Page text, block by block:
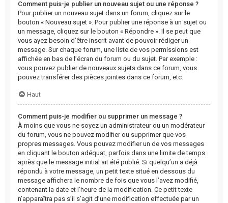
Comment puis-je publier un nouveau sujet ou une réponse ?
Pour publier un nouveau sujet dans un forum, cliquez sur le
bouton « Nouveau sujet ». Pour publier une réponse à un sujet ou
un message, cliquez sur le bouton « Répondre ». Il se peut que
vous ayez besoin d’être inscrit avant de pouvoir rédiger un
message. Sur chaque forum, une liste de vos permissions est
affichée en bas de l’écran du forum ou du sujet. Par exemple :
vous pouvez publier de nouveaux sujets dans ce forum, vous
pouvez transférer des pièces jointes dans ce forum, etc.
Haut
Comment puis-je modifier ou supprimer un message ?
À moins que vous ne soyez un administrateur ou un modérateur
du forum, vous ne pouvez modifier ou supprimer que vos
propres messages. Vous pouvez modifier un de vos messages
en cliquant le bouton adéquat, parfois dans une limite de temps
après que le message initial ait été publié. Si quelqu’un a déjà
répondu à votre message, un petit texte situé en dessous du
message affichera le nombre de fois que vous l’avez modifié,
contenant la date et l’heure de la modification. Ce petit texte
n’apparaîtra pas s’il s’agit d’une modification effectuée par un